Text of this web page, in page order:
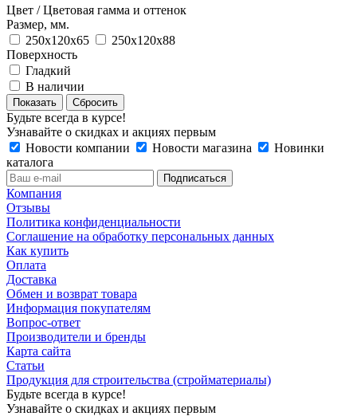
Цвет / Цветовая гамма и оттенок
Размер, мм.
250х120х65
250х120х88
Поверхность
Гладкий
В наличии
Сбросить
Будьте всегда в курсе!
Узнавайте о скидках и акциях первым
Новости компании
Новости магазина
Новинки
каталога
Компания
Отзывы
Политика конфиденциальности
Соглашение на обработку персональных данных
Как купить
Оплата
Доставка
Обмен и возврат товара
Информация покупателям
Вопрос-ответ
Производители и бренды
Карта сайта
Статьи
Продукция для строительства (стройматериалы)
Будьте всегда в курсе!
Узнавайте о скидках и акциях первым